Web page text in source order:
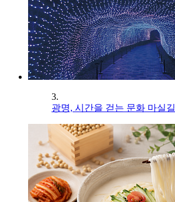
3.
광명, 시간을 걷는 문화 마실길